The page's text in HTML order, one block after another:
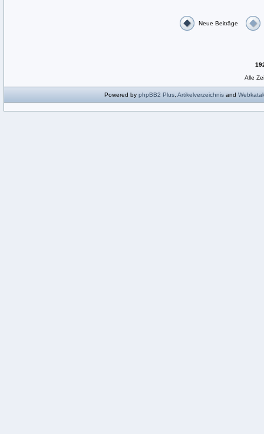
Neue Beiträge
Alle
Powered by phpBB2 Plus Artikelverzeichnis and